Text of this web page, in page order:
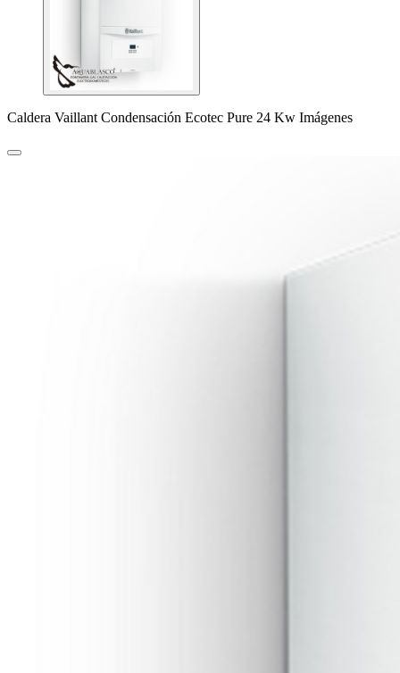
Caldera Vaillant Condensación Ecotec Pure 24 Kw Imágenes